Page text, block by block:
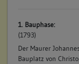
1. Bauphase:
(1793)
Der Maurer
Bauplatz von